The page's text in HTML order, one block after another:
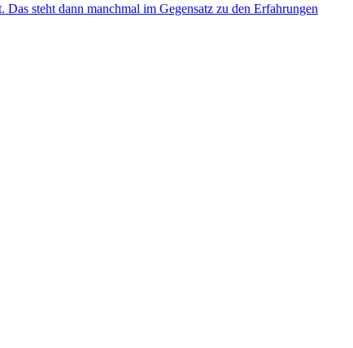
steht dann manchmal im Gegensatz zu den Erfahrungen